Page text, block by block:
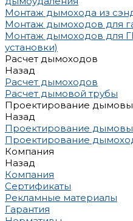
Монтаж дымохода из
Монтаж дымоходов для
Монтаж дымоходов для
установки)
Расчет дымоходов
Назад
Расчет дымоходов
Расчет дымовой трубы
Проектирование
Назад
Проектирование
Проектирование
Компания
Назад
Компания
Сертификаты
Рекламные материалы
Гарантия